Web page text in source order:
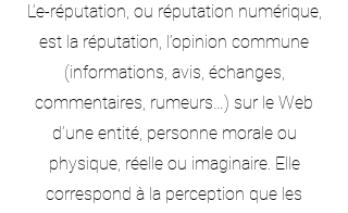
L’e-réputation, ou réputation numérique,
est la réputation, l’opinion commune
(informations, avis, échanges,
commentaires, rumeurs…) sur le Web
d’une entité, personne morale ou
physique, réelle ou imaginaire. Elle
correspond à la perception que les